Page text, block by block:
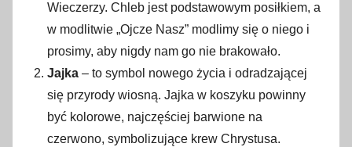
Wieczerzy. Chleb jest podstawowym posiłkiem, a
w modlitwie „Ojcze Nasz” modlimy się o niego i
prosimy, aby nigdy nam go nie brakowało.
Jajka – to symbol nowego życia i odradzającej
się przyrody wiosną. Jajka w koszyku powinny
być kolorowe, najczęściej barwione na
czerwono, symbolizujące krew Chrystusa.